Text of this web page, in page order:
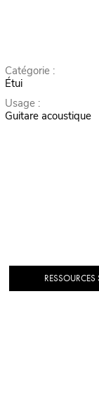
Catégorie :
Étui
Usage :
Guitare acoustique
RESSOURCES